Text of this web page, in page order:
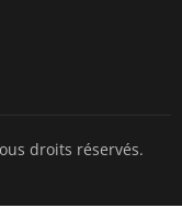
droits réservés.